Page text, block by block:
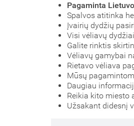
Pagaminta
Spalvos atitinka
Įvairių dydžių
Visi vėliavų
Galite rinktis
Vėliavų gamybai
Rietavo vėliava
Mūsų
Daugiau
Reikia kito miesto
Užsakant didesnį